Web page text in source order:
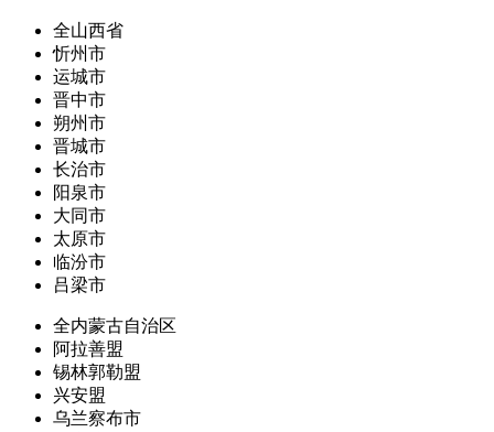
全山西省
忻州市
运城市
晋中市
朔州市
晋城市
长治市
阳泉市
大同市
太原市
临汾市
吕梁市
全内蒙古自治区
阿拉善盟
锡林郭勒盟
兴安盟
乌兰察布市